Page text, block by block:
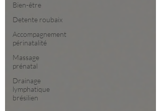
Bien-être
Detente roubaix
Accompagnement
périnatalité
Massage
prénatal
Drainage
lymphatique
brésilien